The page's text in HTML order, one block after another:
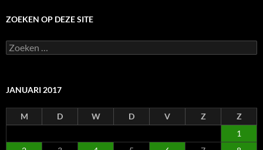
ZOEKEN OP DEZE SITE
Zoeken
naar:
JANUARI 2017
M D W D V Z
Z
1